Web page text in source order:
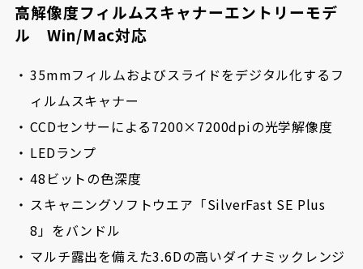
高解像度フィルムスキャナーエントリーモデ
ル Win/Mac対応
35mmフィルムおよびスライドをデジタル化するフ
ィルムスキャナー
CCDセンサーによる7200×7200dpiの光学解像度
LEDランプ
48ビットの色深度
スキャニングソフトウエア「SilverFast SE Plus
8」をバンドル
マルチ露出を備えた3.6Dの高いダイナミックレンジ